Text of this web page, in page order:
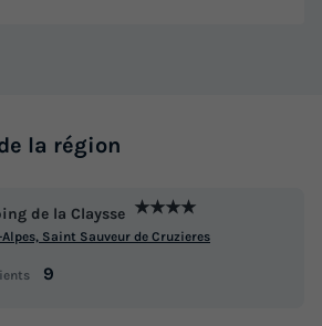
la région
de la Claysse ★★★★
Alpes, Saint Sauveur de Cruzieres
9